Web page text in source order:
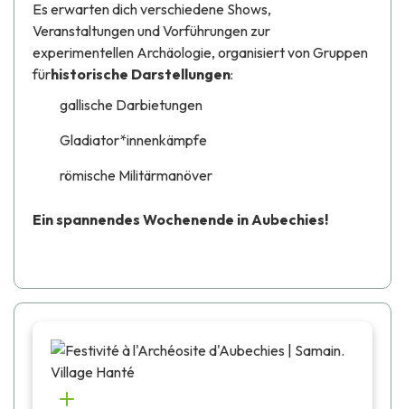
Es erwarten dich verschiedene Shows,
Veranstaltungen und Vorführungen zur
experimentellen Archäologie, organisiert von Gruppen
fürhistorische Darstellungen:
gallische Darbietungen
Gladiator*innenkämpfe
römische Militärmanöver
Ein spannendes Wochenende in Aubechies!